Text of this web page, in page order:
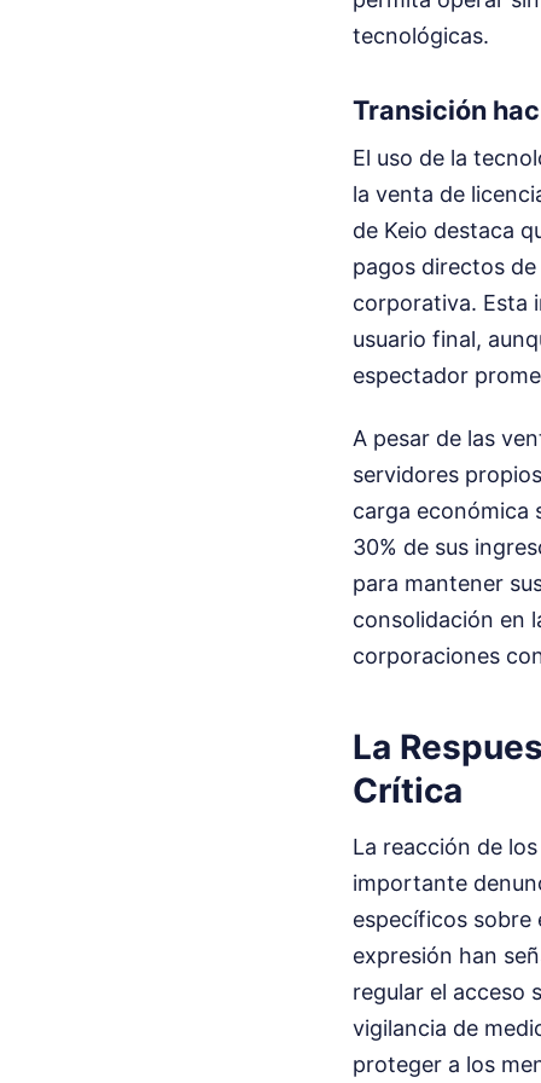
tecnológicas.
Transición
El uso de la
la venta de
de Keio destaca
pagos directos
corporativa. Esta
usuario final,
espectador
A pesar de las
servidores
carga económica
30% de sus
para mantener
consolidación en
corporaciones
La
Crítica
La reacción de
importante
específicos sobre
expresión han
regular el acceso
vigilancia de
proteger a los